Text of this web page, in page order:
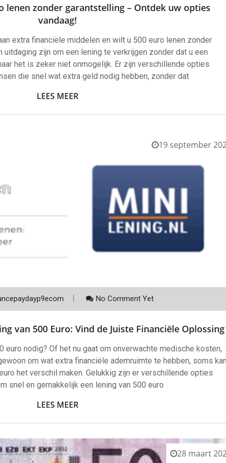
lenen zonder garantstelling – Ontdek uw opties
vandaag!
extra financiële middelen en wilt u 500 euro lenen zonder
uitdaging zijn om een lening te verkrijgen zonder dat u een
het is zeker niet onmogelijk. Er zijn verschillende opties
die snel wat extra geld nodig hebben, zonder dat
LEES MEER
19 september
No Comment Yet
van 500 Euro: Vind de Juiste Financiële Oplossing
euro nodig? Of het nu gaat om onverwachte medische kosten,
om wat extra financiële ademruimte te hebben, soms kan
het verschil maken. Gelukkig zijn er verschillende opties
snel en gemakkelijk een lening van 500 euro
LEES MEER
28 maart